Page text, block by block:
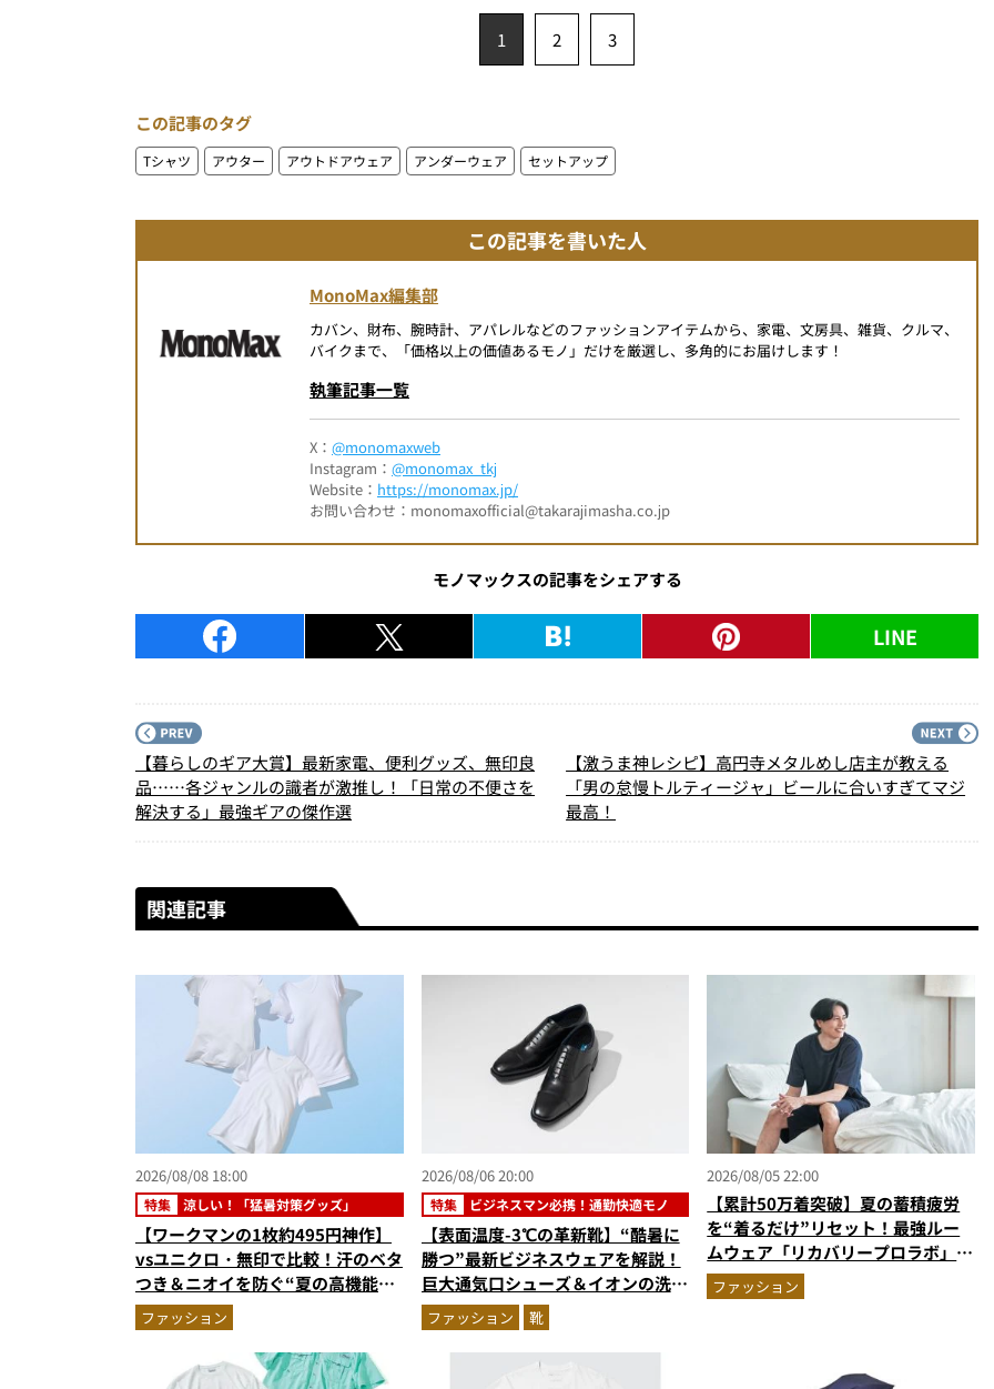
1 2 3
この記事のタグ
Tシャツ アウター アウトドアウェア アンダーウェア セットアップ
この記事を書いた人
MonoMax編集部
カバン、財布、腕時計、アパレルなどのファッションアイテムから、家電、文房具、雑貨、クルマ、
バイクまで、「価格以上の価値あるモノ」だけを厳選し、多角的にお届けします！
執筆記事一覧
X： @monomaxweb
Instagram： @monomax_tkj
Website： https://monomax.jp/
お問い合わせ：monomaxofficial@takarajimasha.co.jp
モノマックスの記事をシェアする
LINE
【暮らしのギア大賞】最新家電、便利グッズ、無印良
品……各ジャンルの識者が激推し！「日常の不便さを
解決する」最強ギアの傑作選
【激うま神レシピ】高円寺メタルめし店主が教える
「男の怠慢トルティージャ」ビールに合いすぎてマジ
最高！
関連記事
2026/08/08 18:00
特集 涼しい！「猛暑対策グッズ」
【ワークマンの1枚約495円神作】
vsユニクロ・無印で比較！汗のベタ
つき＆ニオイを防ぐ“夏の高機能イ
ンナー”3選を徹底解剖。あなたに
最適な1着は？
ファッション
2026/08/06 20:00
特集 ビジネスマン必携！通勤快適モノ
【表面温度-3℃の革新靴】“酷暑に
勝つ”最新ビジネスウェアを解説！
巨大通気口シューズ＆イオンの洗え
る1万円台セットアップほか
ファッション 靴
2026/08/05 22:00
【累計50万着突破】夏の蓄積疲労
を“着るだけ”リセット！最強ルー
ムウェア「リカバリープロラボ」に
新色登場
ファッション